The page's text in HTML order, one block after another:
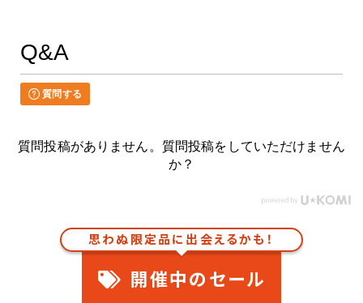
Q&A
質問する
質問投稿がありません。質問投稿をしていただけません
か？
思わぬ限定品に出会えるかも！
開催中のセール